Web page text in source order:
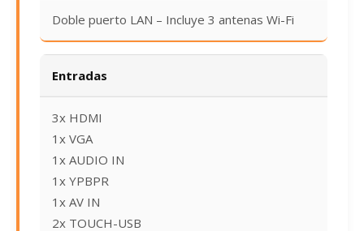
Doble puerto LAN – Incluye 3 antenas Wi-Fi
Entradas
3x HDMI
1x VGA
1x AUDIO IN
1x YPBPR
1x AV IN
2x TOUCH-USB